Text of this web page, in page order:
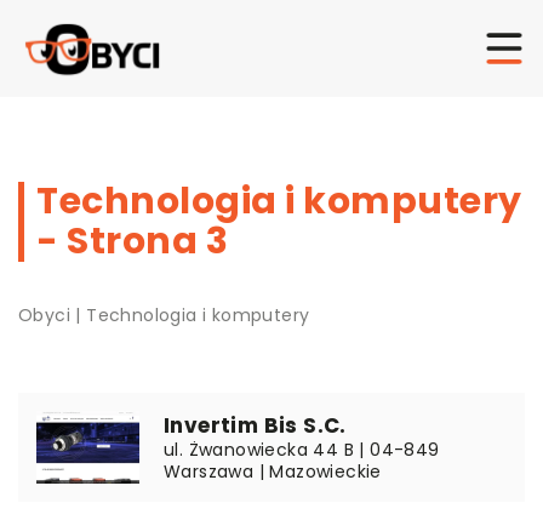
Technologia i komputery
- Strona 3
Obyci | Technologia i komputery
Invertim Bis S.C.
ul. Żwanowiecka 44 B | 04-849
Warszawa | Mazowieckie